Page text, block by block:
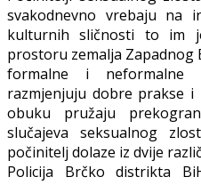
svakodnevno vrebaju na
kulturnih sličnosti to im
prostoru zemalja Zapadnog
formalne i neformalne
razmjenjuju dobre prakse
obuku pružaju
slučajeva seksualnog
počinitelj dolaze iz dvije
Policija Brčko distrikta